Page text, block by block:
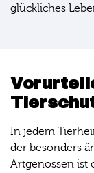
glückliches
In jedem
der besonders
Artgenossen ist